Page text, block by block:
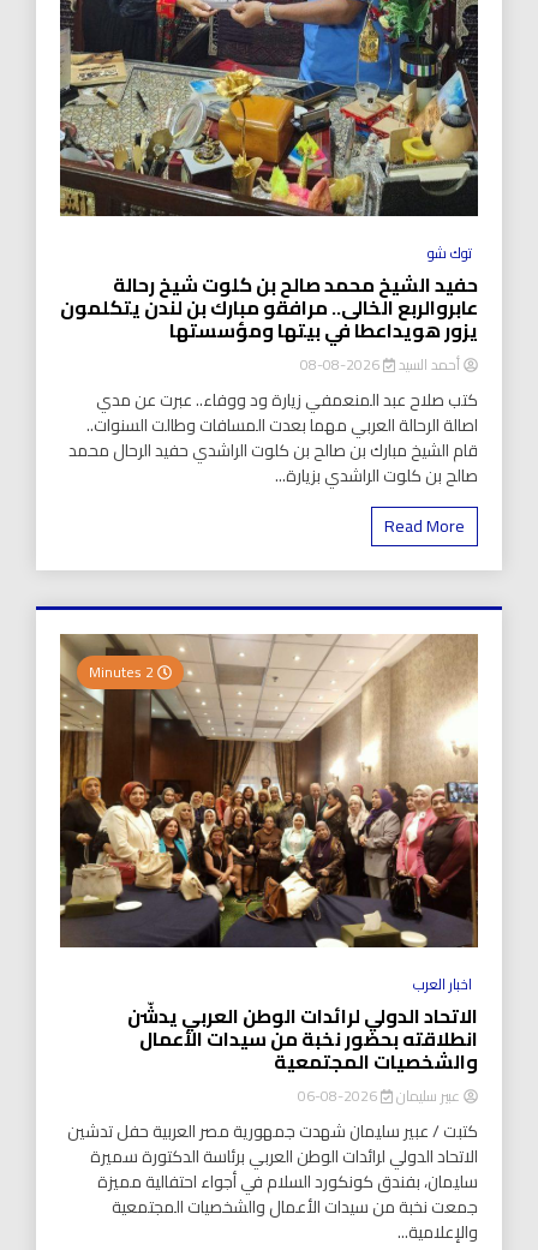
توك شو
حفيد الشيخ محمد صالح بن كلوت شيخ رحالة
عابروالربع الخالى.. مرافقو مبارك بن لندن يتكلمون
يزور هويداعطا في بيتها ومؤسستها
أحمد السيد 2026-08-08
كتب صلاح عبد المنعمفي زيارة ود ووفاء.. عبرت عن مدي
اصالة الرحالة العربي مهما بعدت المسافات وطالت السنوات..
قام الشيخ مبارك بن صالح بن كلوت الراشدي حفيد الرحال محمد
صالح بن كلوت الراشدي بزيارة...
Read More
اخبار العرب
الاتحاد الدولي لرائدات الوطن العربي يدشّن
انطلاقته بحضور نخبة من سيدات الأعمال
والشخصيات المجتمعية
عبير سليمان 2026-08-06
كتبت / عبير سليمان شهدت جمهورية مصر العربية حفل تدشين
الاتحاد الدولي لرائدات الوطن العربي برئاسة الدكتورة سميرة
سليمان، بفندق كونكورد السلام في أجواء احتفالية مميزة
جمعت نخبة من سيدات الأعمال والشخصيات المجتمعية
والإعلامية...